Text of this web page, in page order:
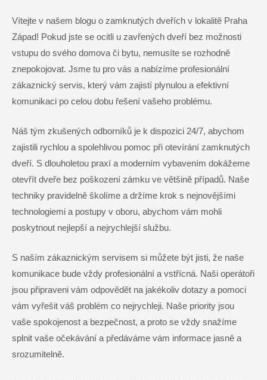
Vítejte ⁤v ​našem blogu⁢ o ⁣zamknutých dveřích v ⁣lokalitě Praha‌
Západ! Pokud jste‌ se⁢ ocitli u‍ zavřených ​dveří ‍bez ‌možnosti⁢
vstupu do svého domova či bytu, nemusíte se rozhodně
znepokojovat. Jsme ⁣tu pro⁤ vás a⁤ nabízíme profesionální
zákaznický servis, který vám zajistí plynulou ‌a⁢ efektivní
komunikaci⁢ po ⁢celou dobu řešení vašeho⁢ problému.
Náš tým zkušených ‌odborníků je k ‌dispozici​ 24/7, abychom
zajistili ⁤rychlou⁢ a spolehlivou ‍pomoc při otevírání⁤ zamknutých
dveří. ‌S dlouholetou praxí a moderním vybavením ⁤dokážeme​
otevřít dveře bez ⁣poškození⁤ zámku⁤ ve většině případů. Naše
techniky pravidelně školíme ⁣a držíme ⁤krok s nejnovějšími
technologiemi a⁤ postupy v oboru, abychom⁤ vám mohli
poskytnout​ nejlepší a‌ nejrychlejší službu.
S naším zákaznickým​ servisem si můžete být jisti,‍ že naše‌
komunikace⁢ bude ​vždy profesionální a vstřícná. Naši ‍operátoři
jsou připraveni vám‌ odpovědět na⁤ jakékoliv dotazy a pomoci
vám vyřešit váš‌ problém co ⁣nejrychleji. Naše priority jsou ​
vaše spokojenost⁤ a bezpečnost, a proto ​se vždy snažíme
splnit vaše očekávání ⁣a předáváme vám informace jasně a
srozumitelně.